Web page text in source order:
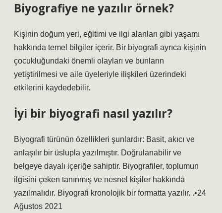
Biyografiye ne yazılır örnek?
Kişinin doğum yeri, eğitimi ve ilgi alanları gibi yaşamı
hakkında temel bilgiler içerir. Bir biyografi ayrıca kişinin
çocukluğundaki önemli olayları ve bunların
yetiştirilmesi ve aile üyeleriyle ilişkileri üzerindeki
etkilerini kaydedebilir.
İyi bir biyografi nasıl yazılır?
Biyografi türünün özellikleri şunlardır: Basit, akıcı ve
anlaşılır bir üslupla yazılmıştır. Doğrulanabilir ve
belgeye dayalı içeriğe sahiptir. Biyografiler, toplumun
ilgisini çeken tanınmış ve nesnel kişiler hakkında
yazılmalıdır. Biyografi kronolojik bir formatta yazılır. .•24
Ağustos 2021